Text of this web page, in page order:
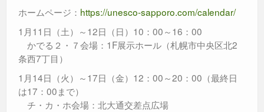
ホームページ： https://unesco-sapporo.com/calendar/
1月11日（土）～12日（日）10：00～16：00
かでる２・７会場：1F展示ホール（札幌市中央区北2
条西7丁目）
1月14日（火）～17日（金）12：00～20：00（最終日
は17：00まで）
チ・カ・ホ会場：北大通交差点広場